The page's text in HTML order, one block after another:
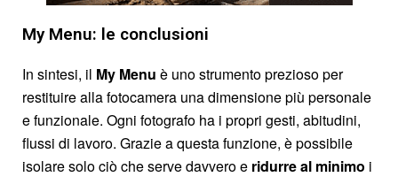
My Menu: le conclusioni
In sintesi, il My Menu è uno strumento prezioso per
restituire alla fotocamera una dimensione più personale
e funzionale. Ogni fotografo ha i propri gesti, abitudini,
flussi di lavoro. Grazie a questa funzione, è possibile
isolare solo ciò che serve davvero e ridurre al minimo i